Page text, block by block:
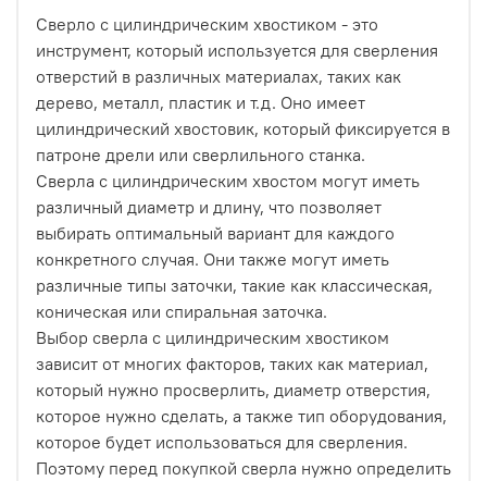
Сверло с цилиндрическим хвостиком - это
инструмент, который используется для сверления
отверстий в различных материалах, таких как
дерево, металл, пластик и т.д. Оно имеет
цилиндрический хвостовик, который фиксируется в
патроне дрели или сверлильного станка.
Сверла с цилиндрическим хвостом могут иметь
различный диаметр и длину, что позволяет
выбирать оптимальный вариант для каждого
конкретного случая. Они также могут иметь
различные типы заточки, такие как классическая,
коническая или спиральная заточка.
Выбор сверла с цилиндрическим хвостиком
зависит от многих факторов, таких как материал,
который нужно просверлить, диаметр отверстия,
которое нужно сделать, а также тип оборудования,
которое будет использоваться для сверления.
Поэтому перед покупкой сверла нужно определить